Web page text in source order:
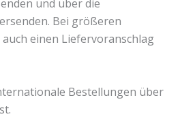
und über die
Bei größeren
einen Liefervoranschlag
Bestellungen über